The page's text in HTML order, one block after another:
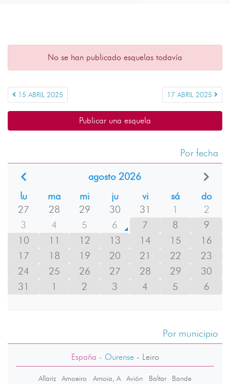
No se han publicado esquelas todavía
15 ABRIL 2025 17 ABRIL 2025
Publicar una esquela
Por fecha
agosto 2026
lu
ma mi ju vi sá
do
27
28 29 30 31 1
2
3
4 5 6 7 8
9
10
11 12 13 14 15
16
17
18 19 20 21 22
23
24
25 26 27 28 29
30
31
1 2 3 4 5 6
Por municipio
España - Ourense- Leiro
Allariz Amoeiro Arnoia, A Avión Baltar
Bande